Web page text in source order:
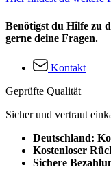
Benötigst du Hilfe zu
gerne deine Fragen.
Kontakt
Geprüfte Qualität
Sicher und vertraut
Deutschland:
Kostenloser
Sichere